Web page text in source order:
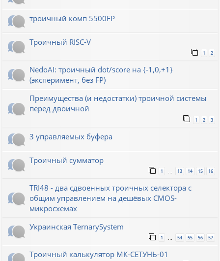
троичный комп 5500FP
Троичный RISC-V
1 2
NedoAI: троичный dot/score на {-1,0,+1}
(эксперимент, без FP)
Преимущества (и недостатки) троичной системы
перед двоичной
1 2 3
3 управляемых буфера
Троичный сумматор
1 13 14 15 16
TRI48 - два сдвоенных троичных селектора с
общим управлением на дешёвых CMOS-
микросхемах
Украинская TernarySystem
1 54 55 56 57
Троичный калькулятор МК-СЕТУНЬ-01